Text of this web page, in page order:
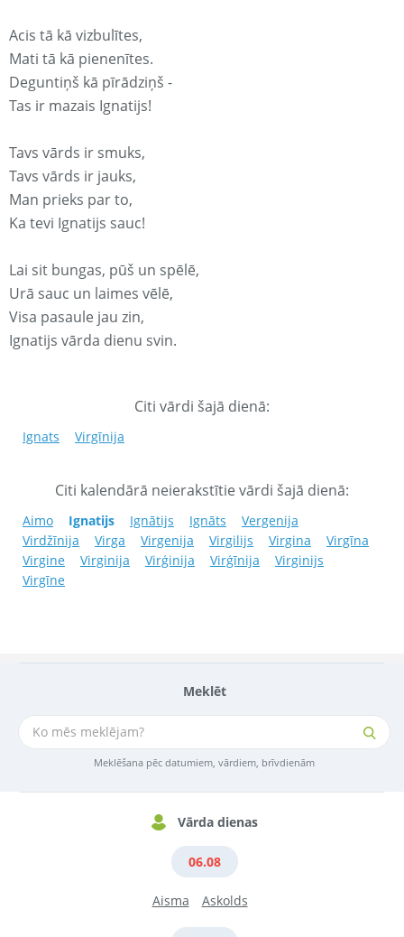
Meklēt
Meklēšana pēc datumiem, vārdiem, brīvdienām
Vārda dienas
06.08
Aisma Askolds
Acis tā kā vizbulītes,
Mati tā kā pienenītes.
Deguntiņš kā pīrādziņš -
Tas ir mazais Ignatijs!
Tavs vārds ir smuks,
Tavs vārds ir jauks,
Man prieks par to,
Ka tevi Ignatijs sauc!
Lai sit bungas, pūš un spēlē,
Urā sauc un laimes vēlē,
Visa pasaule jau zin,
Ignatijs vārda dienu svin.
Citi vārdi šajā dienā:
Ignats Virgīnija
Citi kalendārā neierakstītie vārdi šajā dienā:
Aimo Ignatijs Ignātijs Ignāts
Vergenija
Virdžīnija
Virga Virgenija Virgilijs Virgina
Virgīna
Virgine
Virginija Virģinija Virģīnija
Virginijs
Virgīne